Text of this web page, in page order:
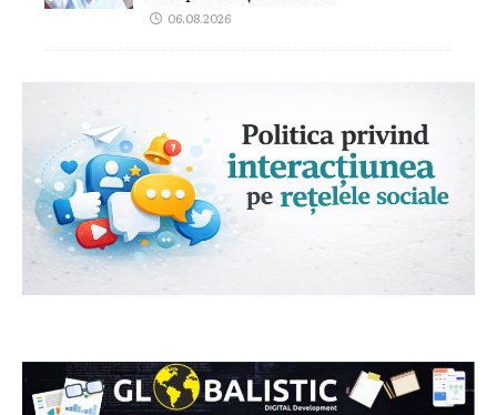
06.08.2026